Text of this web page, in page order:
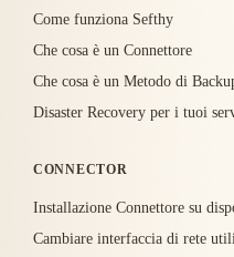
Come funziona Sefthy
Che cosa è un Connettore
Che cosa è un Metodo di
Disaster Recovery per i tuoi
CONNECTOR
Installazione Connettore su
Cambiare interfaccia di rete